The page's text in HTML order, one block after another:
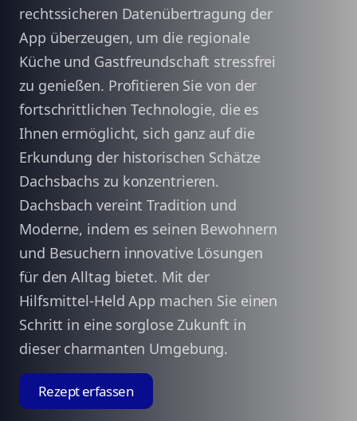
rechtssicheren Datenübertragung der
App überzeugen, um die regionale
Küche und Gastfreundschaft stressfrei
zu genießen. Profitieren Sie von der
fortschrittlichen Technologie, die es
Ihnen ermöglicht, sich ganz auf die
Erkundung der historischen Schätze
Dachsbachs zu konzentrieren.
Dachsbach vereint Tradition und
Moderne, indem es seinen Bewohnern
und Besuchern innovative Lösungen
für den Alltag bietet. Mit der
Hilfsmittel-Held App machen Sie einen
Schritt in eine sorglose Zukunft in
dieser charmanten Umgebung.
Rezept erfassen